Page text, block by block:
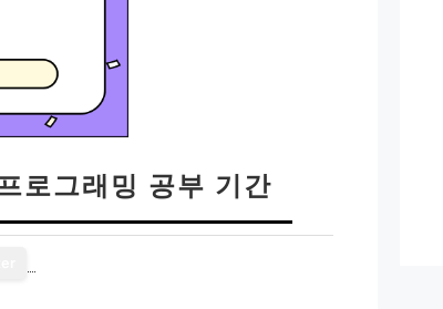
로그래밍 공부 기간